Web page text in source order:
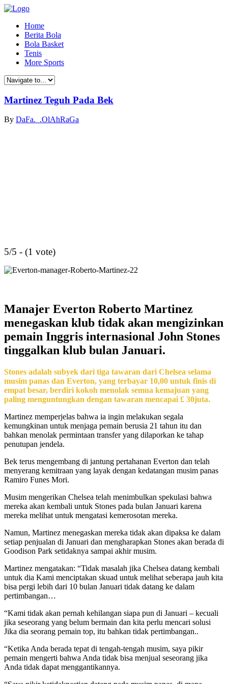
Home
Berita Bola
Bola Basket
Tenis
More Sports
Martinez Teguh Pada Bek
By DaFa._.OlAhRaGa
5/5 - (1 vote)
Manajer Everton Roberto Martinez
menegaskan klub tidak akan mengizinkan
pemain Inggris internasional John Stones
tinggalkan klub bulan Januari.
Stones adalah subyek dari tiga tawaran dari Chelsea selama
musim panas dan Everton, yang terbayar 10,00 untuk finis di
empat besar, berdiri kokoh menolak semua kemajuan yang
paling menguntungkan dengan tawaran mencapai £ 30juta.
Martinez memperjelas bahwa ia ingin melakukan segala
kemungkinan untuk menjaga pemain berusia 21 tahun itu dan
bahkan menolak permintaan transfer yang dilaporkan ke tahap
penutupan jendela.
Bek terus mengembang di jantung pertahanan Everton dan telah
menyerang kemitraan yang layak dengan kedatangan musim panas
Ramiro Funes Mori.
Musim mengerikan Chelsea telah menimbulkan spekulasi bahwa
mereka akan kembali untuk Stones pada bulan Januari karena
mereka melihat untuk mengatasi kemerosotan mereka.
Namun, Martinez menegaskan mereka tidak akan dipaksa ke dalam
setiap penjualan di Januari dan mengharapkan Stones akan berada di
Goodison Park setidaknya sampai akhir musim.
Martinez mengatakan: “Tidak masalah jika Chelsea datang kembali
untuk dia Kami menciptakan skuad untuk melihat seberapa jauh kita
bisa pergi lebih dari 10 bulan Januari tidak datang ke dalam
pertimbangan…
“Kami tidak akan pernah kehilangan siapa pun di Januari – kecuali
jika seseorang yang belum bermain dan kita perlu mencari solusi
Jika dia seorang pemain top, itu bahkan tidak pertimbangan..
“Ketika Anda berada tepat di tengah-tengah musim, saya pikir
pemain mengerti bahwa Anda tidak bisa menjual seseorang jika
Anda tidak dapat menggantikannya.